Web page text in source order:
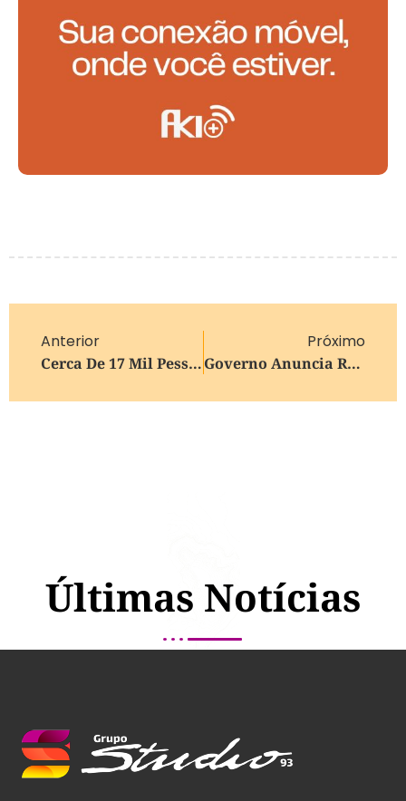
Anterior
Cerca De 17 Mil Pessoas Foram Beneficiadas Pelo Troca Solidária Este Ano, Em Caxias Do Sul
Próximo
Governo Anuncia R$ 2,2 Bi Para Tratamentos Contra O Câncer Pelo SUS
Últimas Notícias